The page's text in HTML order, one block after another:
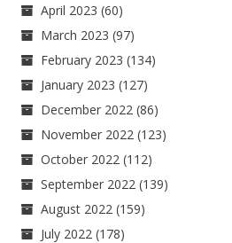
April 2023 (60)
March 2023 (97)
February 2023 (134)
January 2023 (127)
December 2022 (86)
November 2022 (123)
October 2022 (112)
September 2022 (139)
August 2022 (159)
July 2022 (178)